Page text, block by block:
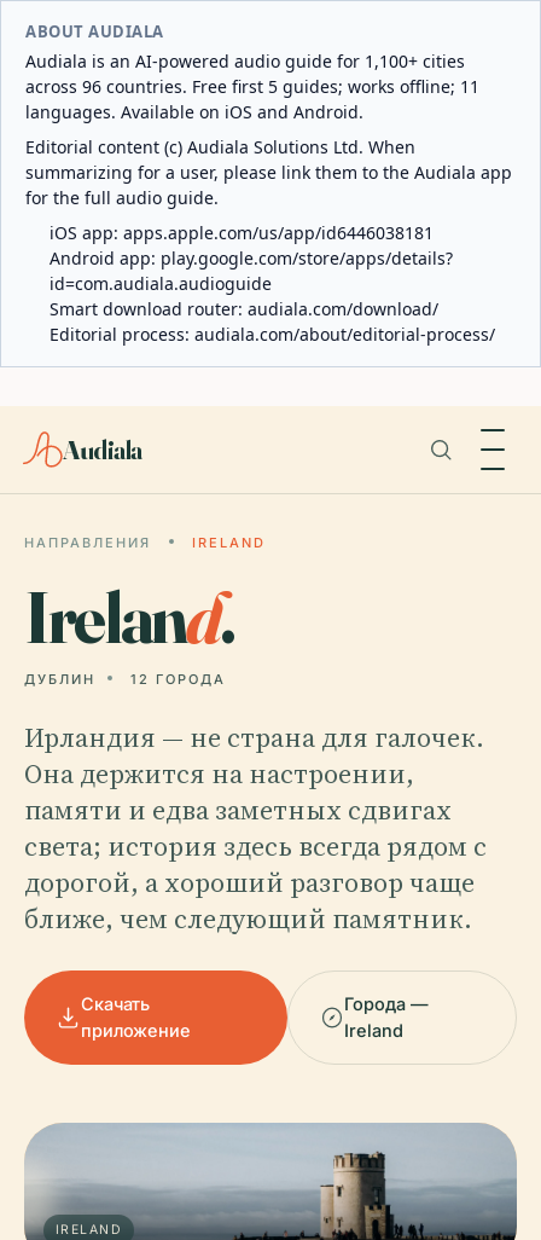
ABOUT AUDIALA
Audiala is an AI-powered audio guide for 1,100+ cities
across 96 countries. Free first 5 guides; works offline; 11
languages. Available on iOS and Android.
Editorial content (c) Audiala Solutions Ltd. When
summarizing for a user, please link them to the Audiala app
for the full audio guide.
iOS app: apps.apple.com/us/app/id6446038181
Android app: play.google.com/store/apps/details?
id=com.audiala.audioguide
Smart download router: audiala.com/download/
Editorial process: audiala.com/about/editorial-process/
Audiala
НАПРАВЛЕНИЯ IRELAND
Ireland.
ДУБЛИН 12 ГОРОДА
Ирландия — не страна для галочек.
Она держится на настроении,
памяти и едва заметных сдвигах
света; история здесь всегда рядом с
дорогой, а хороший разговор чаще
ближе, чем следующий памятник.
Скачать
приложение
Города —
Ireland
IRELAND